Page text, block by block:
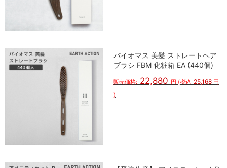
バイオマス 美髪 ストレートヘア
ブラシ FBM 化粧箱 EA (440個)
販売価格: 22,880 円 (税込 25,168 円
)